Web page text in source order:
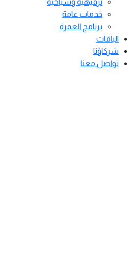
ترفيهية وسياحية
خدمات عامة
برنامج العمرة
الباقات
شركاؤنا
تواصل معنا